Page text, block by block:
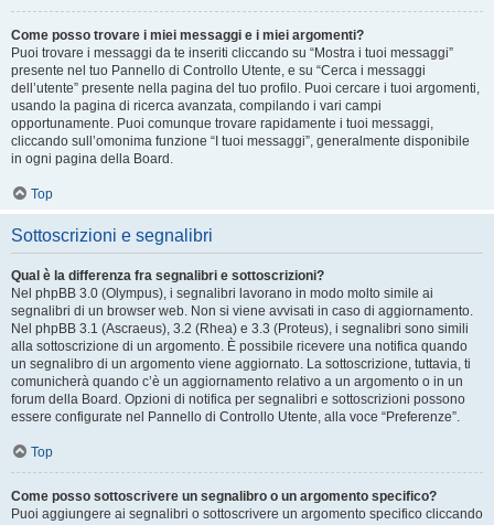
Come posso trovare i miei messaggi e i miei argomenti?
Puoi trovare i messaggi da te inseriti cliccando su “Mostra i tuoi messaggi”
presente nel tuo Pannello di Controllo Utente, e su “Cerca i messaggi
dell’utente” presente nella pagina del tuo profilo. Puoi cercare i tuoi argomenti,
usando la pagina di ricerca avanzata, compilando i vari campi
opportunamente. Puoi comunque trovare rapidamente i tuoi messaggi,
cliccando sull’omonima funzione “I tuoi messaggi”, generalmente disponibile
in ogni pagina della Board.
Top
Sottoscrizioni e segnalibri
Qual è la differenza fra segnalibri e sottoscrizioni?
Nel phpBB 3.0 (Olympus), i segnalibri lavorano in modo molto simile ai
segnalibri di un browser web. Non si viene avvisati in caso di aggiornamento.
Nel phpBB 3.1 (Ascraeus), 3.2 (Rhea) e 3.3 (Proteus), i segnalibri sono simili
alla sottoscrizione di un argomento. È possibile ricevere una notifica quando
un segnalibro di un argomento viene aggiornato. La sottoscrizione, tuttavia, ti
comunicherà quando c’è un aggiornamento relativo a un argomento o in un
forum della Board. Opzioni di notifica per segnalibri e sottoscrizioni possono
essere configurate nel Pannello di Controllo Utente, alla voce “Preferenze”.
Top
Come posso sottoscrivere un segnalibro o un argomento specifico?
Puoi aggiungere ai segnalibri o sottoscrivere un argomento specifico cliccando